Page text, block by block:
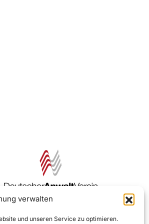
verwalten
und unseren Service zu optimieren.
Zur DAV Webseite